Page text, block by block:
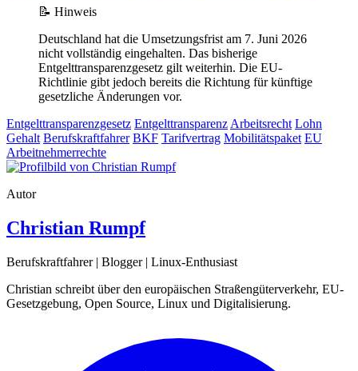
📝 Hinweis
Deutschland hat die Umsetzungsfrist am 7. Juni 2026
nicht vollständig eingehalten. Das bisherige
Entgelttransparenzgesetz gilt weiterhin. Die EU-
Richtlinie gibt jedoch bereits die Richtung für künftige
gesetzliche Änderungen vor.
Entgelttransparenzgesetz Entgelttransparenz Arbeitsrecht Lohn
Gehalt Berufskraftfahrer BKF Tarifvertrag Mobilitätspaket EU
Arbeitnehmerrechte
Autor
Christian Rumpf
Berufskraftfahrer | Blogger | Linux-Enthusiast
Christian schreibt über den europäischen Straßengüterverkehr, EU-
Gesetzgebung, Open Source, Linux und Digitalisierung.